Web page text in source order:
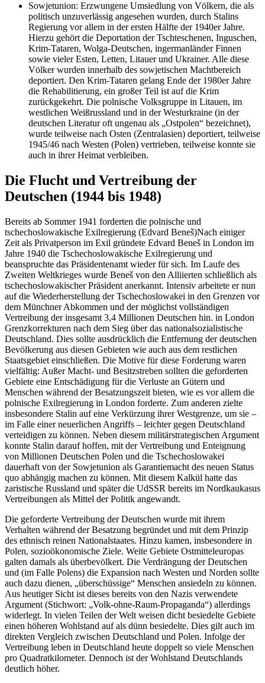
Sowjetunion: Erzwungene Umsiedlung von Völkern, die als
politisch unzuverlässig angesehen wurden, durch Stalins
Regierung vor allem in der ersten Hälfte der 1940er Jahre.
Hierzu gehört die Deportation der Tschteschenen, Inguschen,
Krim-Tataren, Wolga-Deutschen, ingermanländer Finnen
sowie vieler Esten, Letten, Litauer und Ukrainer. Alle diese
Völker wurden innerhalb des sowjetischen Machtbereich
deportiert. Den Krim-Tataren gelang Ende der 1980er Jahre
die Rehabilitierung, ein großer Teil ist auf die Krim
zurückgekehrt. Die polnische Volksgruppe in Litauen, im
westlichen Weißrussland und in der Westurkraine (in der
deutschen Literatur oft ungenau als
Ostpolen
bezeichnet),
wurde teilweise nach Osten (Zentralasien) deportiert, teilweise
1945/46 nach Westen (Polen) vertrieben, teilweise konnte sie
auch in ihrer Heimat verbleiben.
Die Flucht und Vertreibung der
Deutschen (1944 bis 1948)
Bereits ab Sommer 1941 forderten die polnische und
tschechoslowakische Exilregierung (Edvard Beneš)Nach einiger
Zeit als Privatperson im Exil gründete Edvard Beneš in London im
Jahre 1940 die Tschechoslowakische Exilregierung und
beanspruchte das Präsidentenamt wieder für sich. Im Laufe des
Zweiten Weltkrieges wurde Beneš von den Alliierten schließlich als
tschechoslowakischer Präsident anerkannt. Intensiv arbeitete er nun
auf die Wiederherstellung der Tschechoslowakei in den Grenzen vor
dem Münchner Abkommen und der möglichst vollständigen
Vertreibung der insgesamt 3,4 Millionen Deutschen hin. in London
Grenzkorrekturen nach dem Sieg über das nationalsozialistische
Deutschland. Dies sollte ausdrücklich die Entfernung der deutschen
Bevölkerung aus diesen Gebieten wie auch aus dem restlichen
Staatsgebiet einschließen. Die Motive für diese Forderung waren
vielfältig: Außer Macht- und Besitzstreben sollten die geforderten
Gebiete eine Entschädigung für die Verluste an Gütern und
Menschen während der Besatzungszeit bieten, wie es vor allem die
polnische Exilregierung in London forderte. Zum anderen zielte
insbesondere Stalin auf eine Verkürzung ihrer Westgrenze, um sie –
im Falle einer neuerlichen Angriffs – leichter gegen Deutschland
verteidigen zu können. Neben diesem militärstrategischen Argument
konnte Stalin darauf hoffen, mit der Vertreibung und Enteignung
von Millionen Deutschen Polen und die Tschechoslowakei
dauerhaft von der Sowjetunion als Garantiemacht des neuen Status
quo abhängig machen zu können. Mit diesem Kalkül hatte das
zaristische Russland und später die UdSSR bereits im Nordkaukasus
Vertreibungen als Mittel der Politik angewandt.
Die geforderte Vertreibung der Deutschen wurde mit ihrem
Verhalten während der Besatzung begründet und mit dem Prinzip
des ethnisch reinen Nationalstaates. Hinzu kamen, insbesondere in
Polen, sozioökonomische Ziele. Weite Gebiete Ostmitteleuropas
galten damals als überbevölkert. Die Verdrängung der Deutschen
und (im Falle Polens) die Expansion nach Westen und Norden sollte
auch dazu dienen,
überschüssige
Menschen ansiedeln zu können.
Aus heutiger Sicht ist dieses bereits von den Nazis verwendete
Argument (Stichwort:
Volk-ohne-Raum-Propaganda ) allerdings
widerlegt. In vielen Teilen der Welt weisen dicht besiedelte Gebiete
einen höheren Wohlstand auf als dünn besiedelte. Dies gilt auch im
direkten Vergleich zwischen Deutschland und Polen. Infolge der
Vertreibung leben in Deutschland heute doppelt so viele Menschen
pro Quadratkilometer. Dennoch ist der Wohlstand Deutschlands
deutlich höher.